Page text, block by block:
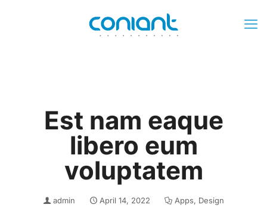
Est nam eaque
libero eum
voluptatem
admin April 14, 2022 Apps, Design